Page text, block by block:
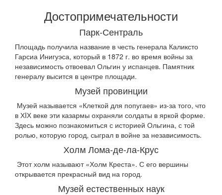
Достопримечательности
Парк-Сентраль
Площадь получила название в честь генерала Каликсто
Гарсиа Инигуэса, который в 1872 г. во время войны за
независимость отвоевал Ольгин у испанцев. Памятник
генералу высится в центре площади.
Музей провинции
Музей называется «Клеткой для попугаев» из-за того, что
в ХIХ веке эти казармы охраняли солдаты в яркой форме.
Здесь можно познакомиться с историей Ольгина, с той
ролью, которую город, сыграл в войне за независимость.
Холм Лома-де-ла-Крус
Этот холм называют «Холм Креста». С его вершины
открывается прекрасный вид на город.
Музей естественных наук